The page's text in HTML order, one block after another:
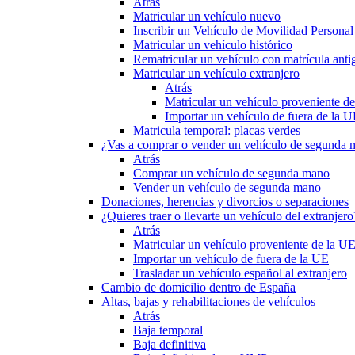
Matricular un vehículo nuevo
Inscribir un Vehículo de Movilidad
Matricular un vehículo histórico
Rematricular un vehículo con matrícula
Matricular un vehículo extranjero
Atrás
Matricular un vehículo proveniente
Importar un vehículo de fuera de la
Matricula temporal: placas verdes
¿Vas a comprar o vender un vehículo de segunda
Atrás
Comprar un vehículo de segunda mano
Vender un vehículo de segunda mano
Donaciones, herencias y divorcios o separaciones
¿Quieres traer o llevarte un vehículo del
Atrás
Matricular un vehículo proveniente de la UE
Importar un vehículo de fuera de la UE
Trasladar un vehículo español al extranjero
Cambio de domicilio dentro de España
Altas, bajas y rehabilitaciones de vehículos
Atrás
Baja temporal
Baja definitiva